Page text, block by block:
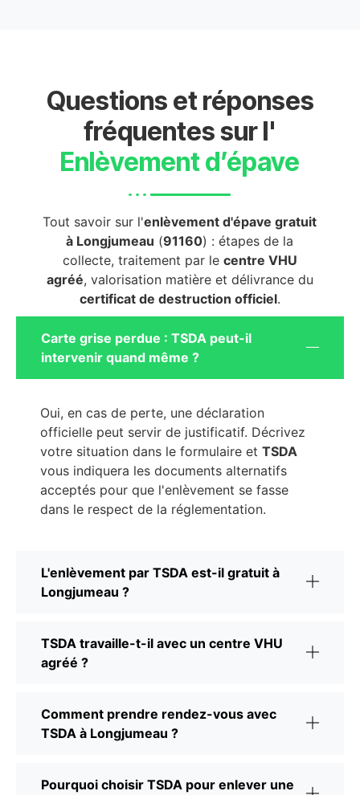
Questions et réponses
fréquentes sur l'
Enlèvement d’épave
Tout savoir sur l'enlèvement d'épave gratuit
à Longjumeau (91160) : étapes de la
collecte, traitement par le centre VHU
agréé, valorisation matière et délivrance du
certificat de destruction officiel.
Carte grise perdue : TSDA peut-il
intervenir quand même ?
Oui, en cas de perte, une déclaration
officielle peut servir de justificatif. Décrivez
votre situation dans le formulaire et TSDA
vous indiquera les documents alternatifs
acceptés pour que l'enlèvement se fasse
dans le respect de la réglementation.
L'enlèvement par TSDA est-il gratuit à
Longjumeau ?
TSDA travaille-t-il avec un centre VHU
agréé ?
Comment prendre rendez-vous avec
TSDA à Longjumeau ?
Pourquoi choisir TSDA pour enlever une